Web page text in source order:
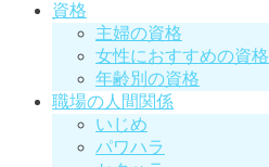
資格
主婦の資格
女性におすすめの資格
年齢別の資格
職場の人間関係
いじめ
パワハラ